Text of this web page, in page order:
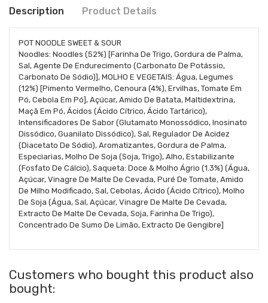
Description Product Details
POT NOODLE SWEET & SOUR
Noodles: Noodles (52%) [Farinha De Trigo, Gordura de Palma,
Sal, Agente De Endurecimento (Carbonato De Potássio,
Carbonato De Sódio)], MOLHO E VEGETAIS: Água, Legumes
(12%) [Pimento Vermelho, Cenoura (4%), Ervilhas, Tomate Em
Pó, Cebola Em Pó], Açúcar, Amido De Batata, Maltidextrina,
Maçã Em Pó, Ácidos (Ácido Cítrico, Ácido Tartárico),
Intensificadores De Sabor (Glutamato Monossódico, Inosinato
Dissódico, Guanilato Dissódico), Sal, Regulador De Acidez
(Diacetato De Sódio), Aromatizantes, Gordura de Palma,
Especiarias, Molho De Soja (Soja, Trigo), Alho, Estabilizante
(Fosfato De Cálcio), Saqueta: Doce & Molho Ágrio (1.3%) (Água,
Açúcar, Vinagre De Malte De Cevada, Puré De Tomate, Amido
De Milho Modificado, Sal, Cebolas, Ácido (Ácido Cítrico), Molho
De Soja (Água, Sal, Açúcar, Vinagre De Malte De Cevada,
Extracto De Malte De Cevada, Soja, Farinha De Trigo),
Concentrado De Sumo De Limão, Extracto De Gengibre]
Customers who bought this product also
bought: